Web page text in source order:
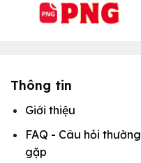
Thông tin
Giới thiệu
FAQ - Câu hỏi thường
gặp